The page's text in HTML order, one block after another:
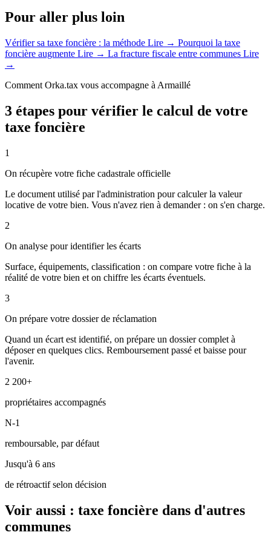
Pour aller plus loin
Vérifier sa taxe foncière : la méthode Lire → Pourquoi la taxe
foncière augmente Lire → La fracture fiscale entre communes Lire
→
Comment Orka.tax vous accompagne à Armaillé
3 étapes pour vérifier le calcul de votre
taxe foncière
1
On récupère votre fiche cadastrale officielle
Le document utilisé par l'administration pour calculer la valeur
locative de votre bien. Vous n'avez rien à demander : on s'en charge.
2
On analyse pour identifier les écarts
Surface, équipements, classification : on compare votre fiche à la
réalité de votre bien et on chiffre les écarts éventuels.
3
On prépare votre dossier de réclamation
Quand un écart est identifié, on prépare un dossier complet à
déposer en quelques clics. Remboursement passé et baisse pour
l'avenir.
2 200+
propriétaires accompagnés
N-1
remboursable, par défaut
Jusqu'à 6 ans
de rétroactif selon décision
Voir aussi : taxe foncière dans d'autres
communes